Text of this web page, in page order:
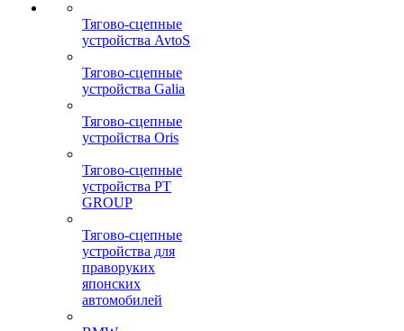
Тягово-сцепные
устройства AvtoS
Тягово-сцепные
устройства Galia
Тягово-сцепные
устройства Oris
Тягово-сцепные
устройства PT
GROUP
Тягово-сцепные
устройства для
праворуких
японских
автомобилей